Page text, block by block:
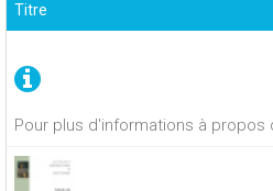
Pour plus d'informations à
Titre